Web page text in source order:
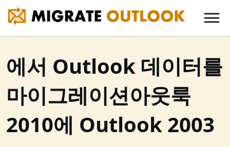
에서 Outlook 데이터를
마이그레이션아웃룩
2010에 Outlook 2003